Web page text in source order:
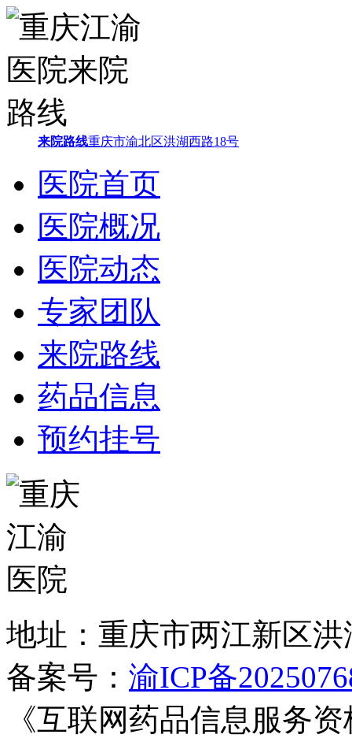
来院路线重庆市渝北区洪湖西路18号
医院首页
医院概况
医院动态
专家团队
来院路线
药品信息
预约挂号
地址：重庆市两江新区洪
备案号： 渝ICP备
《互联网药品信息服务